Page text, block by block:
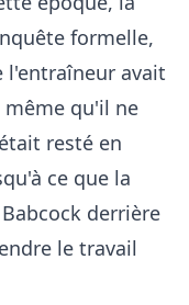
formelle,
l'entraîneur avait
qu'il ne
resté en
ce que la
derrière
le travail